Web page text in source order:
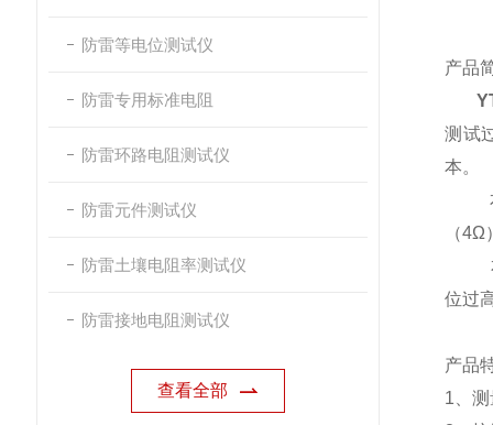
防雷等电位测试仪
防雷专用标准电阻
防雷环路电阻测试仪
防雷元件测试仪
防雷土壤电阻率测试仪
防雷接地电阻测试仪
查看全部
产品
测试
本。
本
（
本
位过
产品
1、